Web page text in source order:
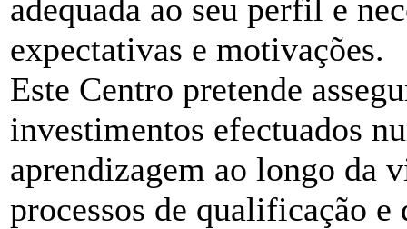
adequada ao seu perfil e
expectativas e motivações.
Este Centro pretende
investimentos efectuados
aprendizagem ao longo da
processos de qualificação